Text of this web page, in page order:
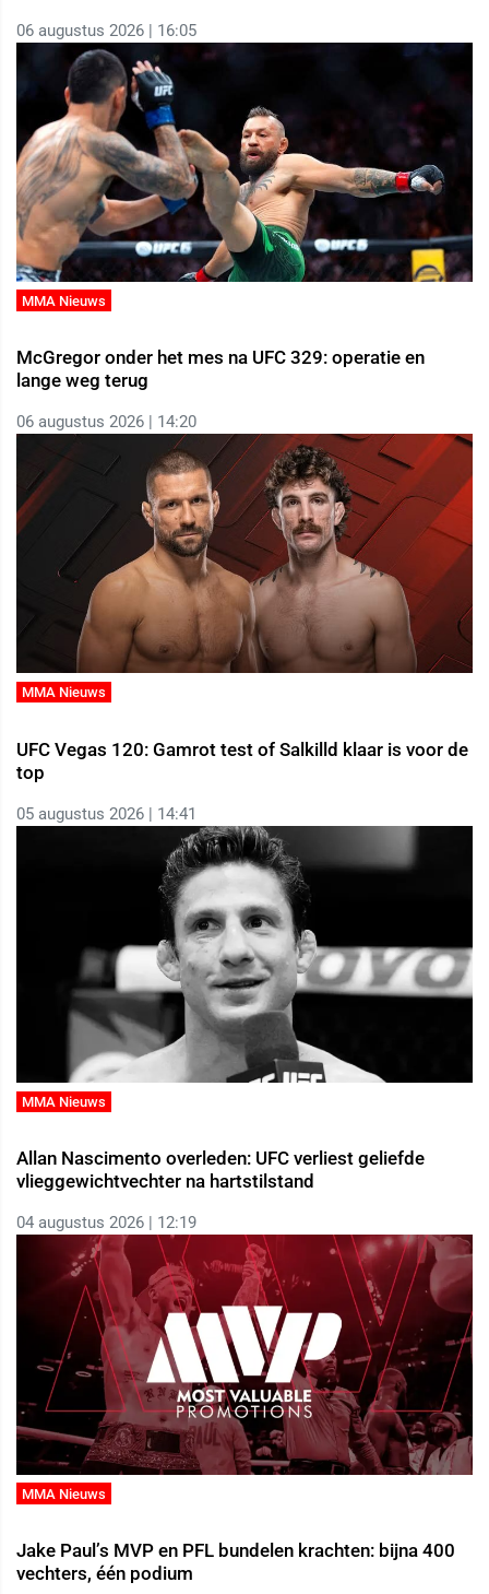
06 augustus 2026 | 16:05
MMA Nieuws
McGregor onder het mes na UFC 329: operatie en
lange weg terug
06 augustus 2026 | 14:20
MMA Nieuws
UFC Vegas 120: Gamrot test of Salkilld klaar is voor de
top
05 augustus 2026 | 14:41
MMA Nieuws
Allan Nascimento overleden: UFC verliest geliefde
vlieggewichtvechter na hartstilstand
04 augustus 2026 | 12:19
MMA Nieuws
Jake Paul’s MVP en PFL bundelen krachten: bijna 400
vechters, één podium